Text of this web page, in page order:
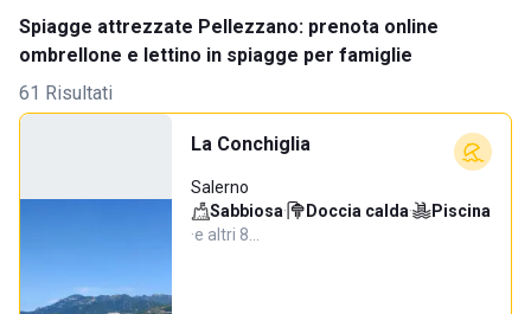
Spiagge attrezzate Pellezzano: prenota online
ombrellone e lettino in spiagge per famiglie
61 Risultati
La Conchiglia
Salerno
Sabbiosa· Doccia calda·
Piscina
·e altri 8…